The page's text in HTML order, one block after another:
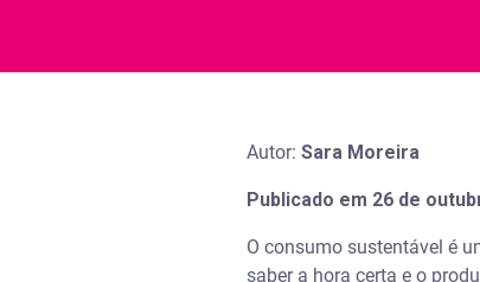
Autor: Sara Moreira
Publicado em 26 de
O consumo sustentável é
saber a hora certa e o